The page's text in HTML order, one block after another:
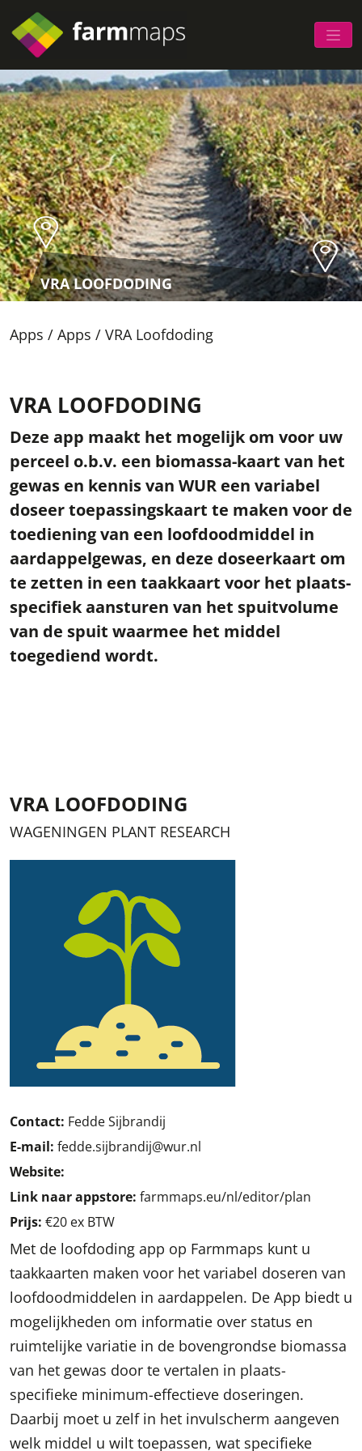
VRA LOOFDODING
Apps / Apps / VRA Loofdoding
VRA LOOFDODING
Deze app maakt het mogelijk om voor uw
perceel o.b.v. een biomassa-kaart van het
gewas en kennis van WUR een variabel
doseer toepassingskaart te maken voor de
toediening van een loofdoodmiddel in
aardappelgewas, en deze doseerkaart om
te zetten in een taakkaart voor het plaats-
specifiek aansturen van het spuitvolume
van de spuit waarmee het middel
toegediend wordt.
VRA LOOFDODING
WAGENINGEN PLANT RESEARCH
Contact: Fedde Sijbrandij
E-mail: fedde.sijbrandij@wur.nl
Website:
Link naar appstore: farmmaps.eu/nl/editor/plan
Prijs: €20 ex BTW
Met de loofdoding app op Farmmaps kunt u
taakkaarten maken voor het variabel doseren van
loofdoodmiddelen in aardappelen. De App biedt u
mogelijkheden om informatie over status en
ruimtelijke variatie in de bovengrondse biomassa
van het gewas door te vertalen in plaats-
specifieke minimum-effectieve doseringen.
Daarbij moet u zelf in het invulscherm aangeven
welk middel u wilt toepassen, wat specifieke